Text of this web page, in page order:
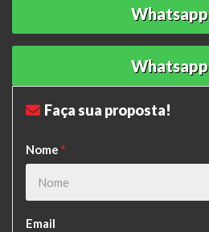
Whatsapp
Whatsapp
Faça sua proposta!
Nome *
Email